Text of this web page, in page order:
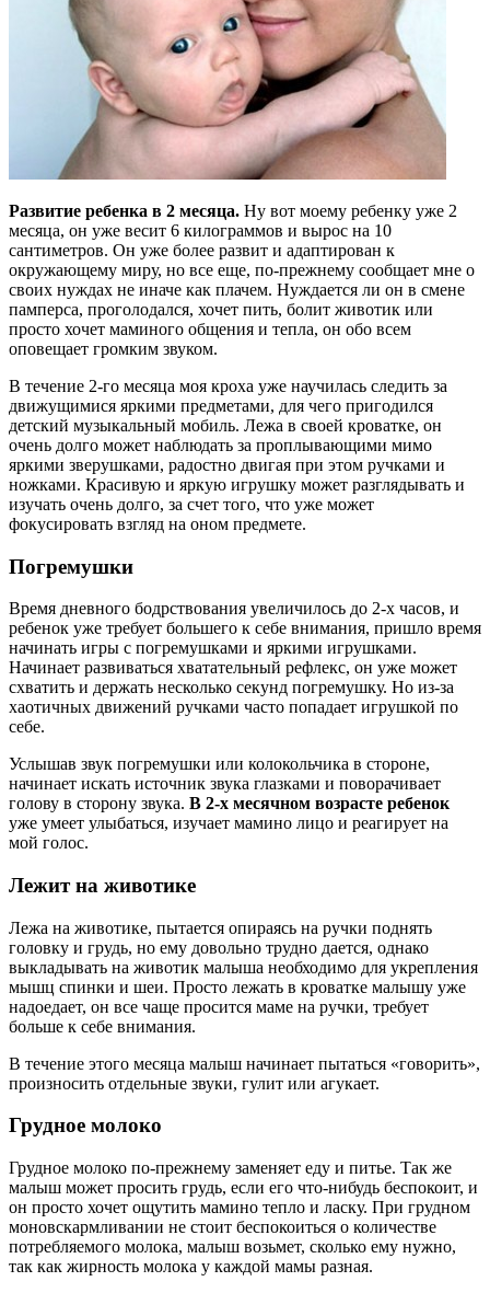
Развитие ребенка в 2 месяца. Ну вот моему ребенку уже 2
месяца, он уже весит 6 килограммов и вырос на 10
сантиметров. Он уже более развит и адаптирован к
окружающему миру, но все еще, по-прежнему сообщает мне о
своих нуждах не иначе как плачем. Нуждается ли он в смене
памперса, проголодался, хочет пить, болит животик или
просто хочет маминого общения и тепла, он обо всем
оповещает громким звуком.
В течение 2-го месяца моя кроха уже научилась следить за
движущимися яркими предметами, для чего пригодился
детский музыкальный мобиль. Лежа в своей кроватке, он
очень долго может наблюдать за проплывающими мимо
яркими зверушками, радостно двигая при этом ручками и
ножками. Красивую и яркую игрушку может разглядывать и
изучать очень долго, за счет того, что уже может
фокусировать взгляд на оном предмете.
Погремушки
Время дневного бодрствования увеличилось до 2-х часов, и
ребенок уже требует большего к себе внимания, пришло время
начинать игры с погремушками и яркими игрушками.
Начинает развиваться хватательный рефлекс, он уже может
схватить и держать несколько секунд погремушку. Но из-за
хаотичных движений ручками часто попадает игрушкой по
себе.
Услышав звук погремушки или колокольчика в стороне,
начинает искать источник звука глазками и поворачивает
голову в сторону звука. В 2-х месячном возрасте ребенок
уже умеет улыбаться, изучает мамино лицо и реагирует на
мой голос.
Лежит на животике
Лежа на животике, пытается опираясь на ручки поднять
головку и грудь, но ему довольно трудно дается, однако
выкладывать на животик малыша необходимо для укрепления
мышц спинки и шеи. Просто лежать в кроватке малышу уже
надоедает, он все чаще просится маме на ручки, требует
больше к себе внимания.
В течение этого месяца малыш начинает пытаться «говорить»,
произносить отдельные звуки, гулит или агукает.
Грудное молоко
Грудное молоко по-прежнему заменяет еду и питье. Так же
малыш может просить грудь, если его что-нибудь беспокоит, и
он просто хочет ощутить мамино тепло и ласку. При грудном
моновскармливании не стоит беспокоиться о количестве
потребляемого молока, малыш возьмет, сколько ему нужно,
так как жирность молока у каждой мамы разная.